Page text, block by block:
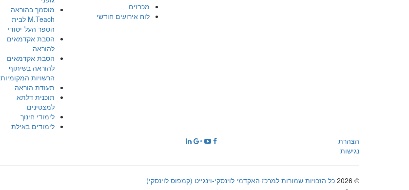
מכרזים
לוח אירועים חודשי
מוסמך בהוראה
M.Teach לבית
הספר העל-יסודי
הסבת אקדמאים
להוראה
הסבת אקדמאים
להוראה בשיתוף
הרשויות המקומיות
תעודת הוראה
תוכנית דלתא
למצטינים
לימודי חינוך
לימודים באילת
הצהרת
נגישות
© 2026 כל הזכויות שמורות למרכז האקדמי לוינסקי-וינגייט (קמפוס לוינסקי)